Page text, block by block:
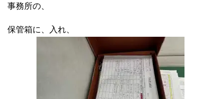
事務所の、
保管箱に、入れ、